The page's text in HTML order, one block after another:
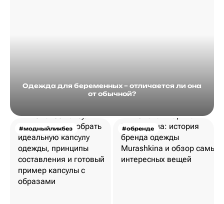
Одежда для беременных – отличается ли она
от обычной?
#модныйликбез #обренде